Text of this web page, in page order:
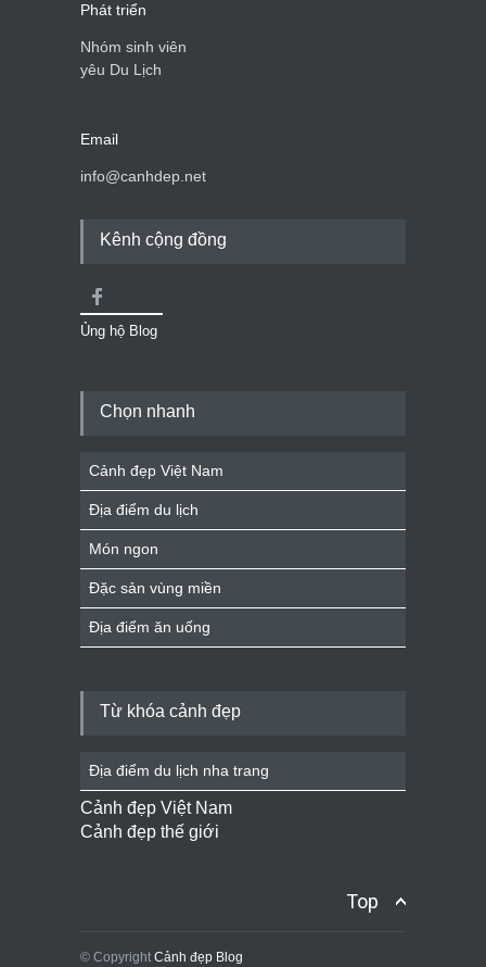
Phát triển
Nhóm sinh viên
yêu Du Lịch
Email
info@canhdep.net
Kênh cộng đồng
Ủng hộ Blog
Chọn nhanh
Cảnh đẹp Việt Nam
Địa điểm du lịch
Món ngon
Đặc sản vùng miền
Địa điểm ăn uống
Từ khóa cảnh đẹp
Địa điểm du lịch nha trang
Cảnh đẹp Việt Nam
Cảnh đẹp thế giới
Top
© Copyright Cảnh đẹp Blog